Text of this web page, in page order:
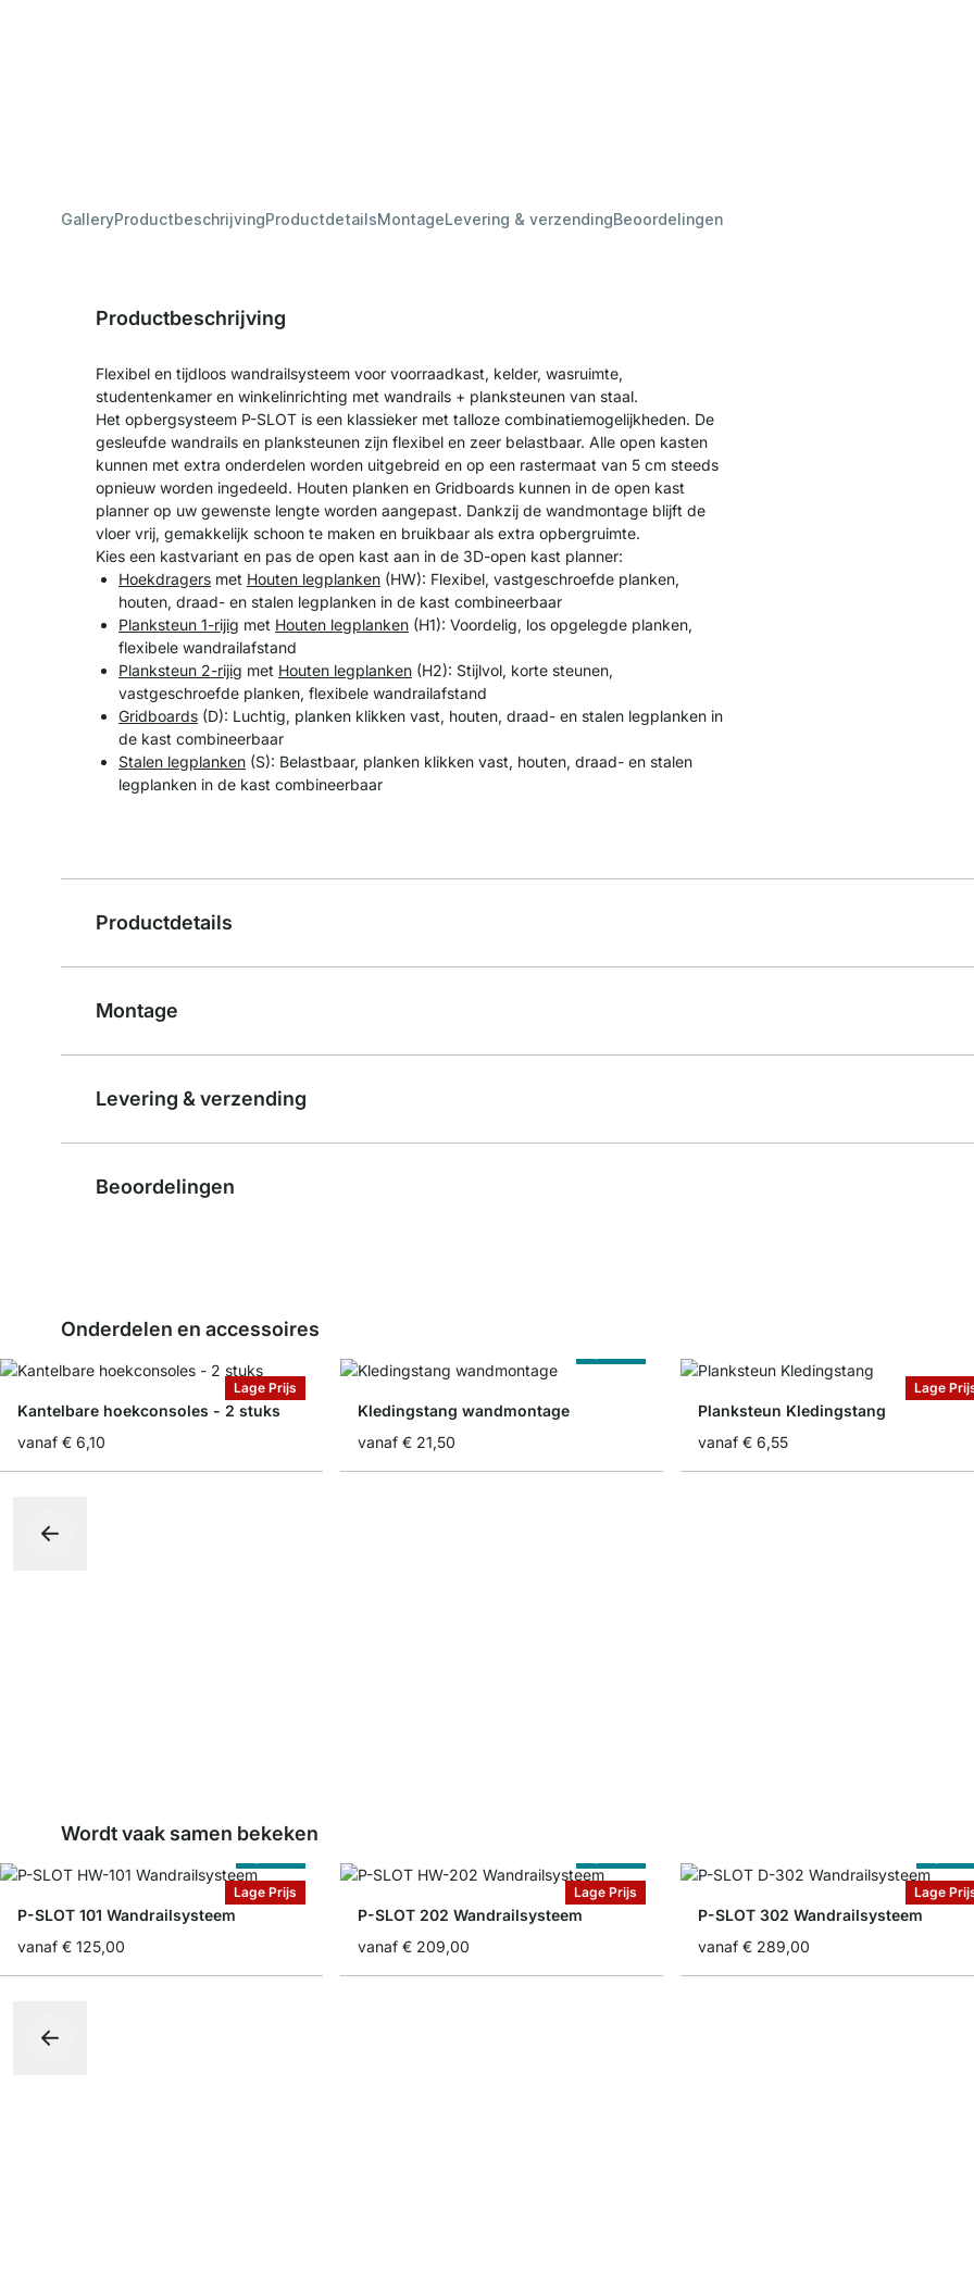
GalleryProductbeschrijvingProductdetailsMontageLevering & verzendingBeoordelingen
Productbeschrijving
Flexibel en tijdloos wandrailsysteem voor voorraadkast, kelder, wasruimte,
studentenkamer en winkelinrichting met wandrails + planksteunen van staal.
Het opbergsysteem P-SLOT is een klassieker met talloze combinatiemogelijkheden. De
gesleufde wandrails en planksteunen zijn flexibel en zeer belastbaar. Alle open kasten
kunnen met extra onderdelen worden uitgebreid en op een rastermaat van 5 cm steeds
opnieuw worden ingedeeld. Houten planken en Gridboards kunnen in de open kast
planner op uw gewenste lengte worden aangepast. Dankzij de wandmontage blijft de
vloer vrij, gemakkelijk schoon te maken en bruikbaar als extra opbergruimte.
Kies een kastvariant en pas de open kast aan in de 3D-open kast planner:
Hoekdragers met Houten legplanken (HW): Flexibel, vastgeschroefde planken,
houten, draad- en stalen legplanken in de kast combineerbaar
Planksteun 1-rijig met Houten legplanken (H1): Voordelig, los opgelegde planken,
flexibele wandrailafstand
Planksteun 2-rijig met Houten legplanken (H2): Stijlvol, korte steunen,
vastgeschroefde planken, flexibele wandrailafstand
Gridboards (D): Luchtig, planken klikken vast, houten, draad- en stalen legplanken in
de kast combineerbaar
Stalen legplanken (S): Belastbaar, planken klikken vast, houten, draad- en stalen
legplanken in de kast combineerbaar
Productdetails
Montage
Levering & verzending
Beoordelingen
Onderdelen en accessoires
Lage Prijs
Kantelbare hoekconsoles - 2 stuks
vanaf € 6,10
Kledingstang wandmontage
vanaf € 21,50
Lage
Planksteun Kledingstang
vanaf € 6,55
Wordt vaak samen bekeken
Lage Prijs
P-SLOT 101 Wandrailsysteem
vanaf € 125,00
Lage Prijs
P-SLOT 202 Wandrailsysteem
vanaf € 209,00
Lage
P-SLOT 302 Wandrailsysteem
vanaf € 289,00